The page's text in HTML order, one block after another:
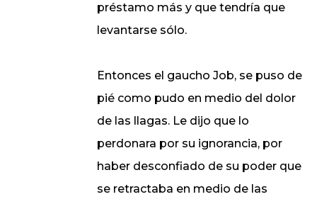
préstamo más y que tendría que
levantarse sólo.
Entonces el gaucho Job, se puso de
pié como pudo en medio del dolor
de las llagas. Le dijo que lo
perdonara por su ignorancia, por
haber desconfiado de su poder que
se retractaba en medio de las